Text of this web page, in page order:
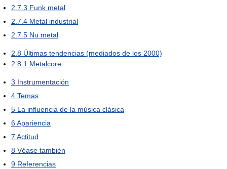
2.7.3 Funk metal
2.7.4 Metal industrial
2.7.5 Nu metal
2.8 Últimas tendencias (mediados de los 2000)
2.8.1 Metalcore
3 Instrumentación
4 Temas
5 La influencia de la música clásica
6Apariencia
7 Actitud
8 Véase también
9 Referencias